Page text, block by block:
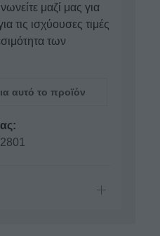
μαζί μας για
τις ισχύουσες τιμές
των
αυτό το προϊόν